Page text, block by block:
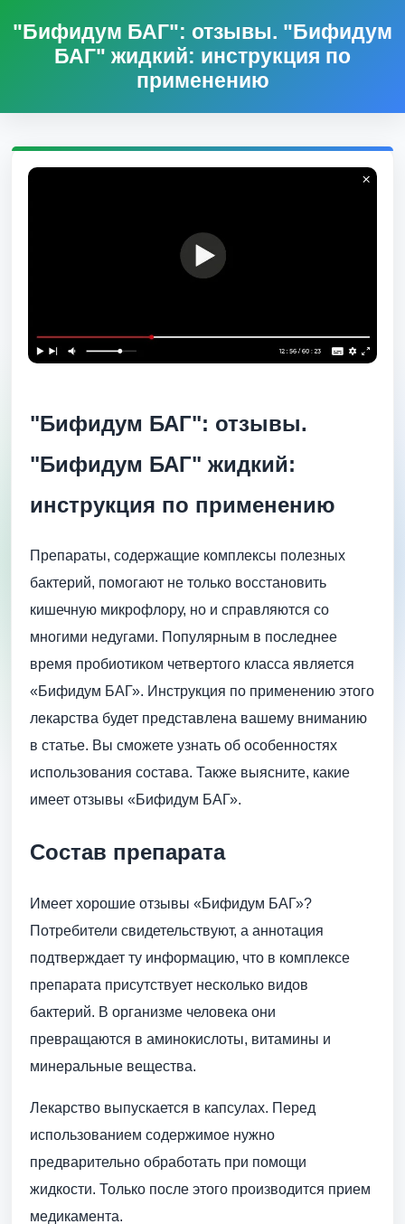
"Бифидум БАГ": отзывы. "Бифидум
БАГ" жидкий: инструкция по
применению
"Бифидум БАГ": отзывы.
"Бифидум БАГ" жидкий:
инструкция по применению
Препараты, содержащие комплексы полезных
бактерий, помогают не только восстановить
кишечную микрофлору, но и справляются со
многими недугами. Популярным в последнее
время пробиотиком четвертого класса является
«Бифидум БАГ». Инструкция по применению этого
лекарства будет представлена вашему вниманию
в статье. Вы сможете узнать об особенностях
использования состава. Также выясните, какие
имеет отзывы «Бифидум БАГ».
Состав препарата
Имеет хорошие отзывы «Бифидум БАГ»?
Потребители свидетельствуют, а аннотация
подтверждает ту информацию, что в комплексе
препарата присутствует несколько видов
бактерий. В организме человека они
превращаются в аминокислоты, витамины и
минеральные вещества.
Лекарство выпускается в капсулах. Перед
использованием содержимое нужно
предварительно обработать при помощи
жидкости. Только после этого производится прием
медикамента.